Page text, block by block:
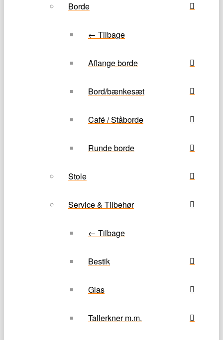
Borde
← Tilbage
Aflange borde
Bord/bænkesæt
Café / Ståborde
Runde borde
Stole
Service & Tilbehør
← Tilbage
Bestik
Glas
Tallerkner m.m.